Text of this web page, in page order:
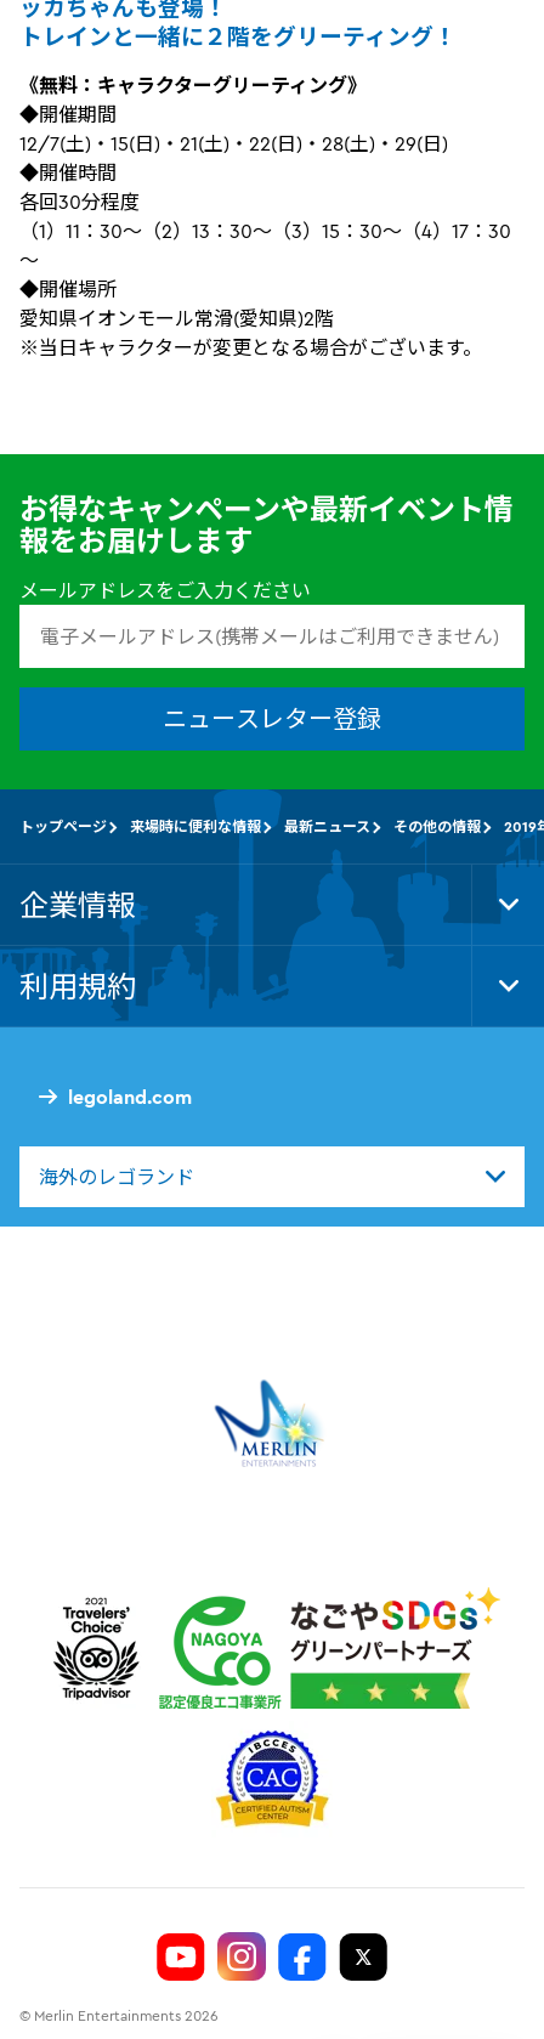
ッカちゃんも登場！
トレインと一緒に２階をグリーティング！
《無料：キャラクターグリーティング》
◆開催期間
12/7(土)・15(日)・21(土)・22(日)・28(土)・29(日)
◆開催時間
各回30分程度
（1）11：30～（2）13：30～（3）15：30～（4）17：30
～
◆開催場所
愛知県イオンモール常滑(愛知県)2階
※当日キャラクターが変更となる場合がございます。
お得なキャンペーンや最新イベント情
報をお届けします
メールアドレスをご入力ください
ニュースレター登録
legoland.com
海外のレゴランド
トップページ 来場時に便利な情報 最新ニュース その他の情報 2019
企業情報
利用規約
© Merlin Entertainments 2026